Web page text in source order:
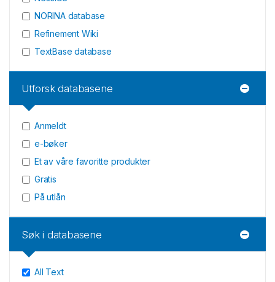
NORINA database
Refinement Wiki
TextBase database
Utforsk databasene
Anmeldt
e-bøker
Et av våre favoritte produkter
Gratis
På utlån
Søk i databasene
All Text